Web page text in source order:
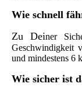
Wie schnell
Zu Deiner
Geschwindigkeit
und mindestens 6
Wie sicher ist